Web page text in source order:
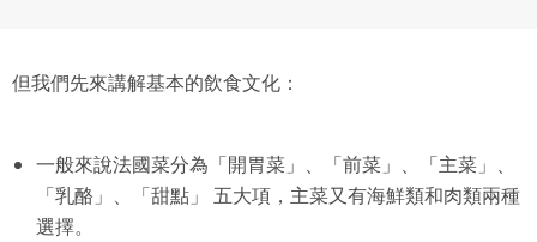
但我們先來講解基本的飲食文化：
一般來說法國菜分為「開胃菜」、「前菜」、「主菜」、
「乳酪」、「甜點」 五大項，主菜又有海鮮類和肉類兩種
選擇。